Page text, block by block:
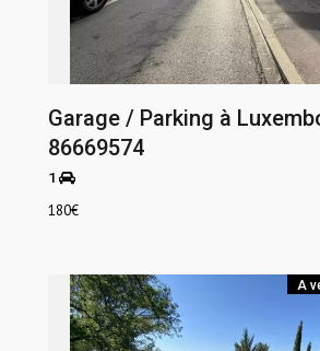
Garage / Parking à
86669574
1
180€
A